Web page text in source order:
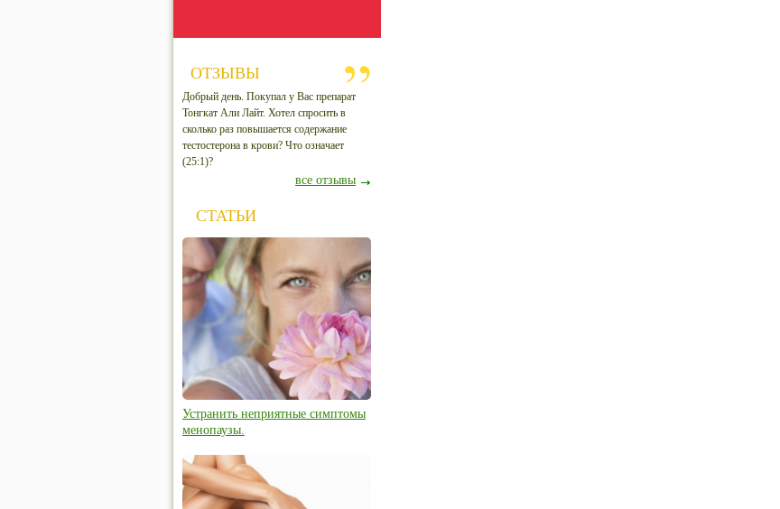
ОТЗЫВЫ
Добрый день. Покупал у Вас препарат
Тонгкат Али Лайт. Хотел спросить в
сколько раз повышается содержание
тестостерона в крови? Что означает
(25:1)?
все отзывы
СТАТЬИ
Устранить неприятные симптомы
менопаузы.